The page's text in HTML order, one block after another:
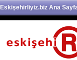
Eskişehirliyiz.biz Ana